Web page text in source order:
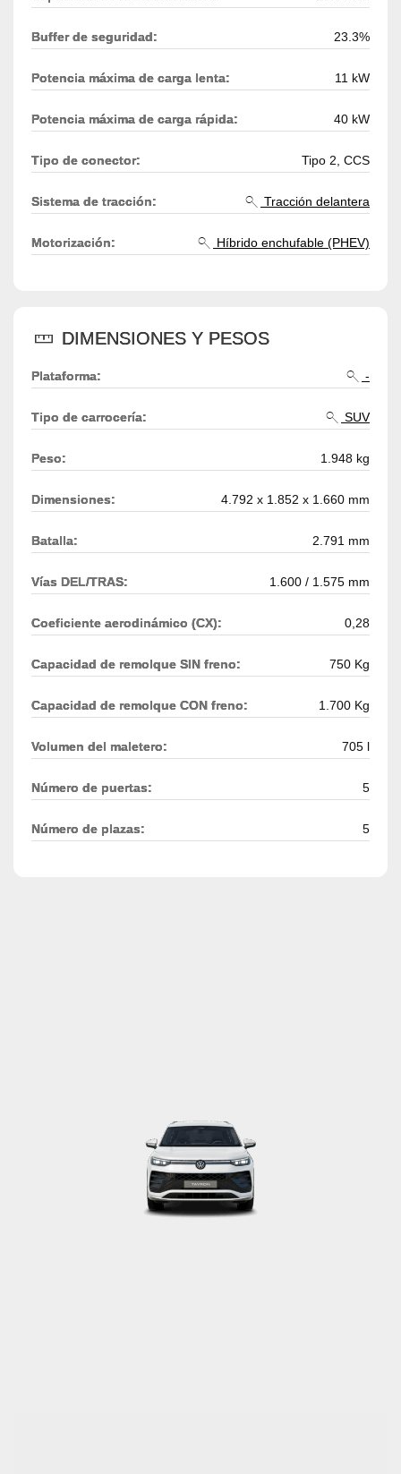
Buffer de seguridad: 23.3%
Potencia máxima de carga lenta: 11 kW
Potencia máxima de carga rápida: 40 kW
Tipo de conector: Tipo 2, CCS
Sistema de tracción: Tracción delantera
Motorización: Híbrido enchufable (PHEV)
DIMENSIONES Y PESOS
Plataforma: -
Tipo de carrocería: SUV
Peso: 1.948 kg
Dimensiones: 4.792 x 1.852 x 1.660 mm
Batalla: 2.791 mm
Vías DEL/TRAS: 1.600 / 1.575 mm
Coeficiente aerodinámico (CX): 0,28
Capacidad de remolque SIN freno: 750 Kg
Capacidad de remolque CON freno: 1.700 Kg
Volumen del maletero: 705 l
Número de puertas: 5
Número de plazas: 5